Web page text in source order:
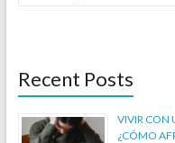
Recent Posts
VIVIR CON
¿CÓMO